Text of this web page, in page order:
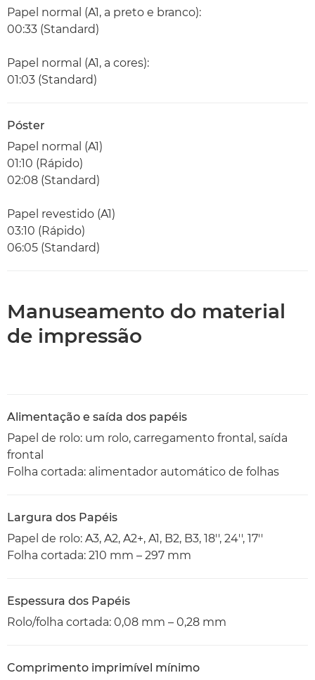
Papel normal (A1, a preto e branco):
00:33 (Standard)
Papel normal (A1, a cores):
01:03 (Standard)
Póster
Papel normal (A1)
01:10 (Rápido)
02:08 (Standard)
Papel revestido (A1)
03:10 (Rápido)
06:05 (Standard)
Manuseamento do material
de impressão
Alimentação e saída dos papéis
Papel de rolo: um rolo, carregamento frontal, saída
frontal
Folha cortada: alimentador automático de folhas
Largura dos Papéis
Papel de rolo: A3, A2, A2+, A1, B2, B3, 18'', 24'', 17''
Folha cortada: 210 mm – 297 mm
Espessura dos Papéis
Rolo/folha cortada: 0,08 mm – 0,28 mm
Comprimento imprimível mínimo